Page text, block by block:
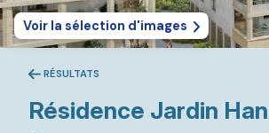
Découvrir CMK
Notre équipe
Nos agences
Nos clients
Nous contacter
RÉSULTATS
Résidence Jardin
Voir la sélection d'images